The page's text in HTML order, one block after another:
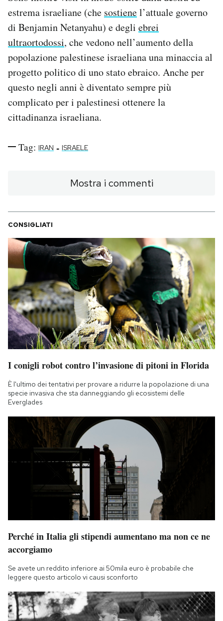
estrema israeliane (che sostienel’attuale governo
di Benjamin Netanyahu) e degli ebrei
ultraortodossi, che vedono nell’aumento della
popolazione palestinese israeliana una minaccia al
progetto politico di uno stato ebraico. Anche per
questo negli anni è diventato sempre più
complicato per i palestinesi ottenere la
cittadinanza israeliana.
Tag: IRAN - ISRAELE
Mostra i commenti
CONSIGLIATI
I conigli robot contro l’invasione di pitoni in Florida
È l'ultimo dei tentativi per provare a ridurre la popolazione di una
specie invasiva che sta danneggiando gli ecosistemi delle
Everglades
Perché in Italia gli stipendi aumentano ma non ce ne
accorgiamo
Se avete un reddito inferiore ai 50mila euro è probabile che
leggere questo articolo vi causi sconforto